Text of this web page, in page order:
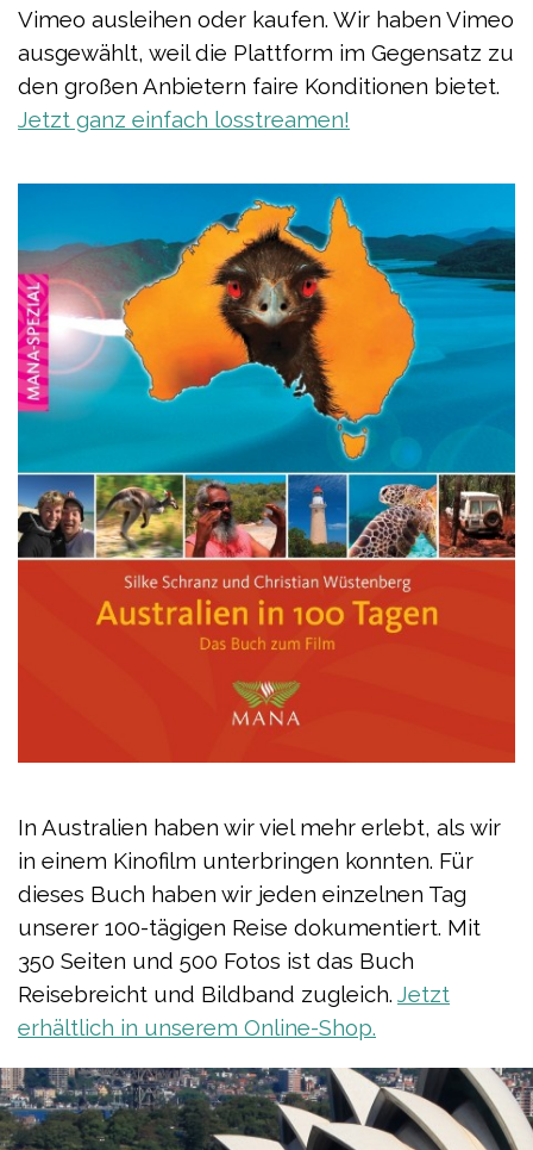
Vimeo ausleihen oder kaufen. Wir haben Vimeo
ausgewählt, weil die Plattform im Gegensatz zu
den großen Anbietern faire Konditionen bietet.
Jetzt ganz einfach losstreamen!
In Australien haben wir viel mehr erlebt, als wir
in einem Kinofilm unterbringen konnten. Für
dieses Buch haben wir jeden einzelnen Tag
unserer 100-tägigen Reise dokumentiert. Mit
350 Seiten und 500 Fotos ist das Buch
Reisebreicht und Bildband zugleich. Jetzt
erhältlich in unserem Online-Shop.